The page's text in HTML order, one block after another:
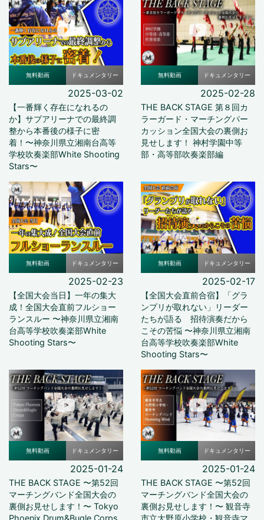
無料動画 ドキュメンタリー
2025-03-02
【一番輝く存在になれるの
か】サブアリーナでの最終調
整から本番後の様子に密
着！〜神奈川県立湘南台高等
学校吹奏楽部White Shooting
Stars〜
無料動画 ドキュメンタリー
2025-02-28
THE BACK STAGE 第８回カ
ラーガード・マーチングパー
カッション全国大会の裏側お
見せします！ 神村学園中等
部・高等部吹奏楽部編
無料動画 ドキュメンタリー
2025-02-23
【全国大会当日】一年の集大
成！全国大会直前フルショー
ランスルー 〜神奈川県立湘南
台高等学校吹奏楽部White
Shooting Stars〜
無料動画 ドキュメンタリー
2025-02-17
【全国大会直前合宿】「グラ
ンプリが取れない」リーダー
たちが語る 招待演奏だから
こその苦悩 〜神奈川県立湘南
台高等学校吹奏楽部White
Shooting Stars〜
無料動画 ドキュメンタリー
2025-01-24
THE BACK STAGE 〜第52回
マーチングバンド全国大会の
裏側お見せします！〜 Tokyo
Phoenix Drum&Bugle Corps
無料動画 ドキュメンタリー
2025-01-24
THE BACK STAGE 〜第52回
マーチングバンド全国大会の
裏側お見せします！〜 観音寺
市立大野原小学校・観音寺マ